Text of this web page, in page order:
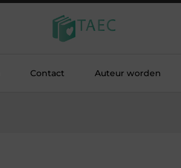
Contact Auteur worden